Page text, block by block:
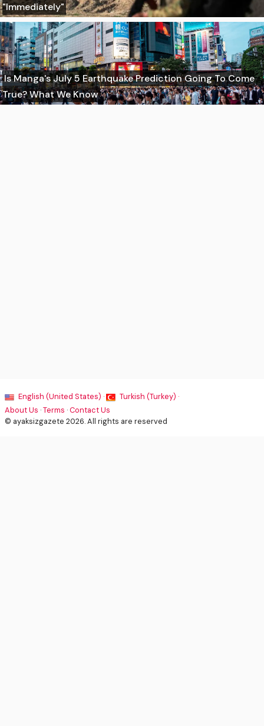
"Immediately"
Is Manga's July 5 Earthquake Prediction Going To Come
True? What We Know
English (United States) ·
Turkish (Turkey) ·
About Us ·Terms ·Contact Us
© ayaksizgazete 2026. All rights are reserved